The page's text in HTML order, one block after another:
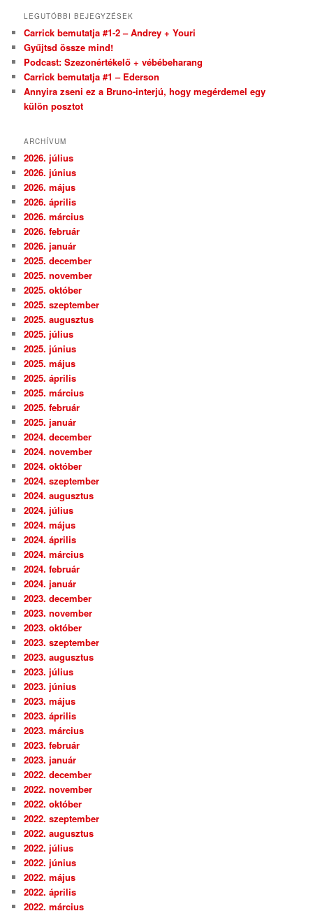
LEGUTÓBBI BEJEGYZÉSEK
Carrick bemutatja #1-2 – Andrey + Youri
Gyűjtsd össze mind!
Podcast: Szezonértékelő + vébébeharang
Carrick bemutatja #1 – Ederson
Annyira zseni ez a Bruno-interjú, hogy megérdemel egy
külön posztot
ARCHÍVUM
2026. július
2026. június
2026. május
2026. április
2026. március
2026. február
2026. január
2025. december
2025. november
2025. október
2025. szeptember
2025. augusztus
2025. július
2025. június
2025. május
2025. április
2025. március
2025. február
2025. január
2024. december
2024. november
2024. október
2024. szeptember
2024. augusztus
2024. július
2024. május
2024. április
2024. március
2024. február
2024. január
2023. december
2023. november
2023. október
2023. szeptember
2023. augusztus
2023. július
2023. június
2023. május
2023. április
2023. március
2023. február
2023. január
2022. december
2022. november
2022. október
2022. szeptember
2022. augusztus
2022. július
2022. június
2022. május
2022. április
2022. március